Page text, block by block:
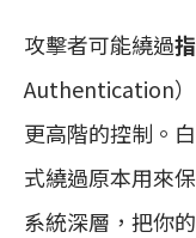
攻擊者可能繞過
Authentication）
更高階的控制。
式繞過原本用來
系統深層，把你